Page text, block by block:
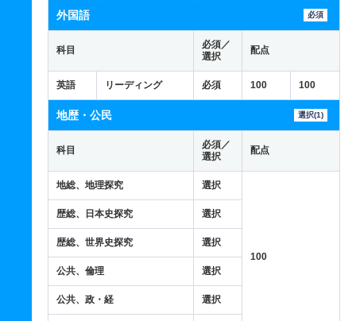
外国語 必須
科目
必須／
選択
配点
英語 リーディング 必須 100 100
地歴・公民 選択(1)
科目
必須／
選択
配点
地総、地理探究 選択
100
歴総、日本史探究 選択
歴総、世界史探究 選択
公共、倫理 選択
公共、政・経 選択